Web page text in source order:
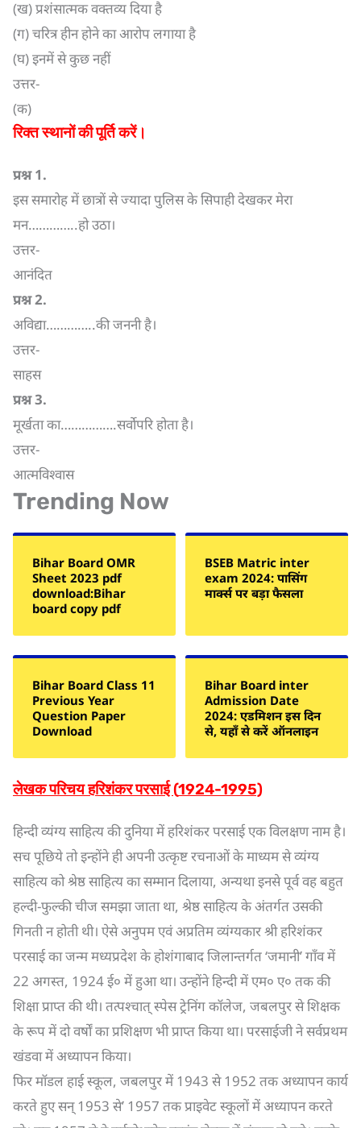
(ख) प्रशंसात्मक वक्तव्य दिया है
(ग) चरित्र हीन होने का आरोप लगाया है
(घ) इनमें से कुछ नहीं
उत्तर-
(क)
रिक्त स्थानों की पूर्ति करें।
प्रश्न1.
इस समारोह में छात्रों से ज्यादा पुलिस के सिपाही देखकर मेरा
मन…………..हो उठा।
उत्तर-
आनंदित
प्रश्न2.
अविद्या…………..की जननी है।
उत्तर-
साहस
प्रश्न3.
मूर्खता का…………….सर्वोपरि होता है।
उत्तर-
आत्मविश्वास
Trending Now
Bihar Board OMR
Sheet 2023 pdf
download:Bihar
board copy pdf
BSEB Matric inter
exam 2024: पासिंग
मार्क्स पर बड़ा फैसला
Bihar Board Class 11
Previous Year
Question Paper
Download
Bihar Board inter
Admission Date
2024: एडमिशन इस दिन
से, यहाँ से करें ऑनलाइन
लेखक परिचय हरिशंकर परसाई (1924-1995)
हिन्दी व्यंग्य साहित्य की दुनिया में हरिशंकर परसाई एक विलक्षण नाम है।
सच पूछिये तो इन्होंने ही अपनी उत्कृष्ट रचनाओं के माध्यम से व्यंग्य
साहित्य को श्रेष्ठ साहित्य का सम्मान दिलाया, अन्यथा इनसे पूर्व वह बहुत
हल्दी-फुल्की चीज समझा जाता था, श्रेष्ठ साहित्य के अंतर्गत उसकी
गिनती न होती थी। ऐसे अनुपम एवं अप्रतिम व्यंग्यकार श्री हरिशंकर
परसाई का जन्म मध्यप्रदेश के होशंगाबाद जिलान्तर्गत ‘जमानी’ गाँव में
22 अगस्त, 1924 ई० में हुआ था। उन्होंने हिन्दी में एम० ए० तक की
शिक्षा प्राप्त की थी। तत्पश्चात् स्पेस ट्रेनिंग कॉलेज, जबलपुर से शिक्षक
के रूप में दो वर्षों का प्रशिक्षण भी प्राप्त किया था। परसाईजी ने सर्वप्रथम
खंडवा में अध्यापन किया।
फिर मॉडल हाई स्कूल, जबलपुर में 1943 से 1952 तक अध्यापन कार्य
करते हुए सन् 1953 से’ 1957 तक प्राइवेट स्कूलों में अध्यापन करते